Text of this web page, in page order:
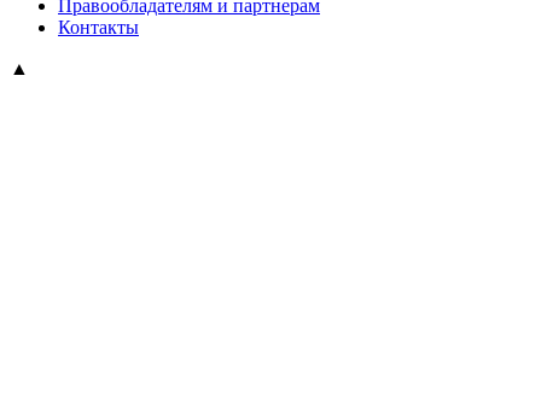
Правообладателям и партнерам
Контакты
▲